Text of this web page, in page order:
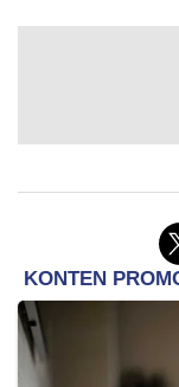
Diany.
bahwa partainya
sudah menugasi
Doli juga
Rachmi Diany
Karena, Golkar